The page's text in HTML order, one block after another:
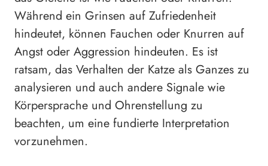
Während ein Grinsen auf Zufriedenheit
hindeutet, können Fauchen oder Knurren auf
Angst oder Aggression hindeuten. Es ist
ratsam, das Verhalten der Katze als Ganzes zu
analysieren und auch andere Signale wie
Körpersprache und Ohrenstellung zu
beachten, um eine fundierte Interpretation
vorzunehmen.